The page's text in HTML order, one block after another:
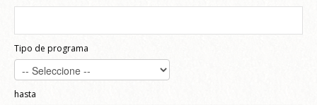
Tipo de programa
hasta